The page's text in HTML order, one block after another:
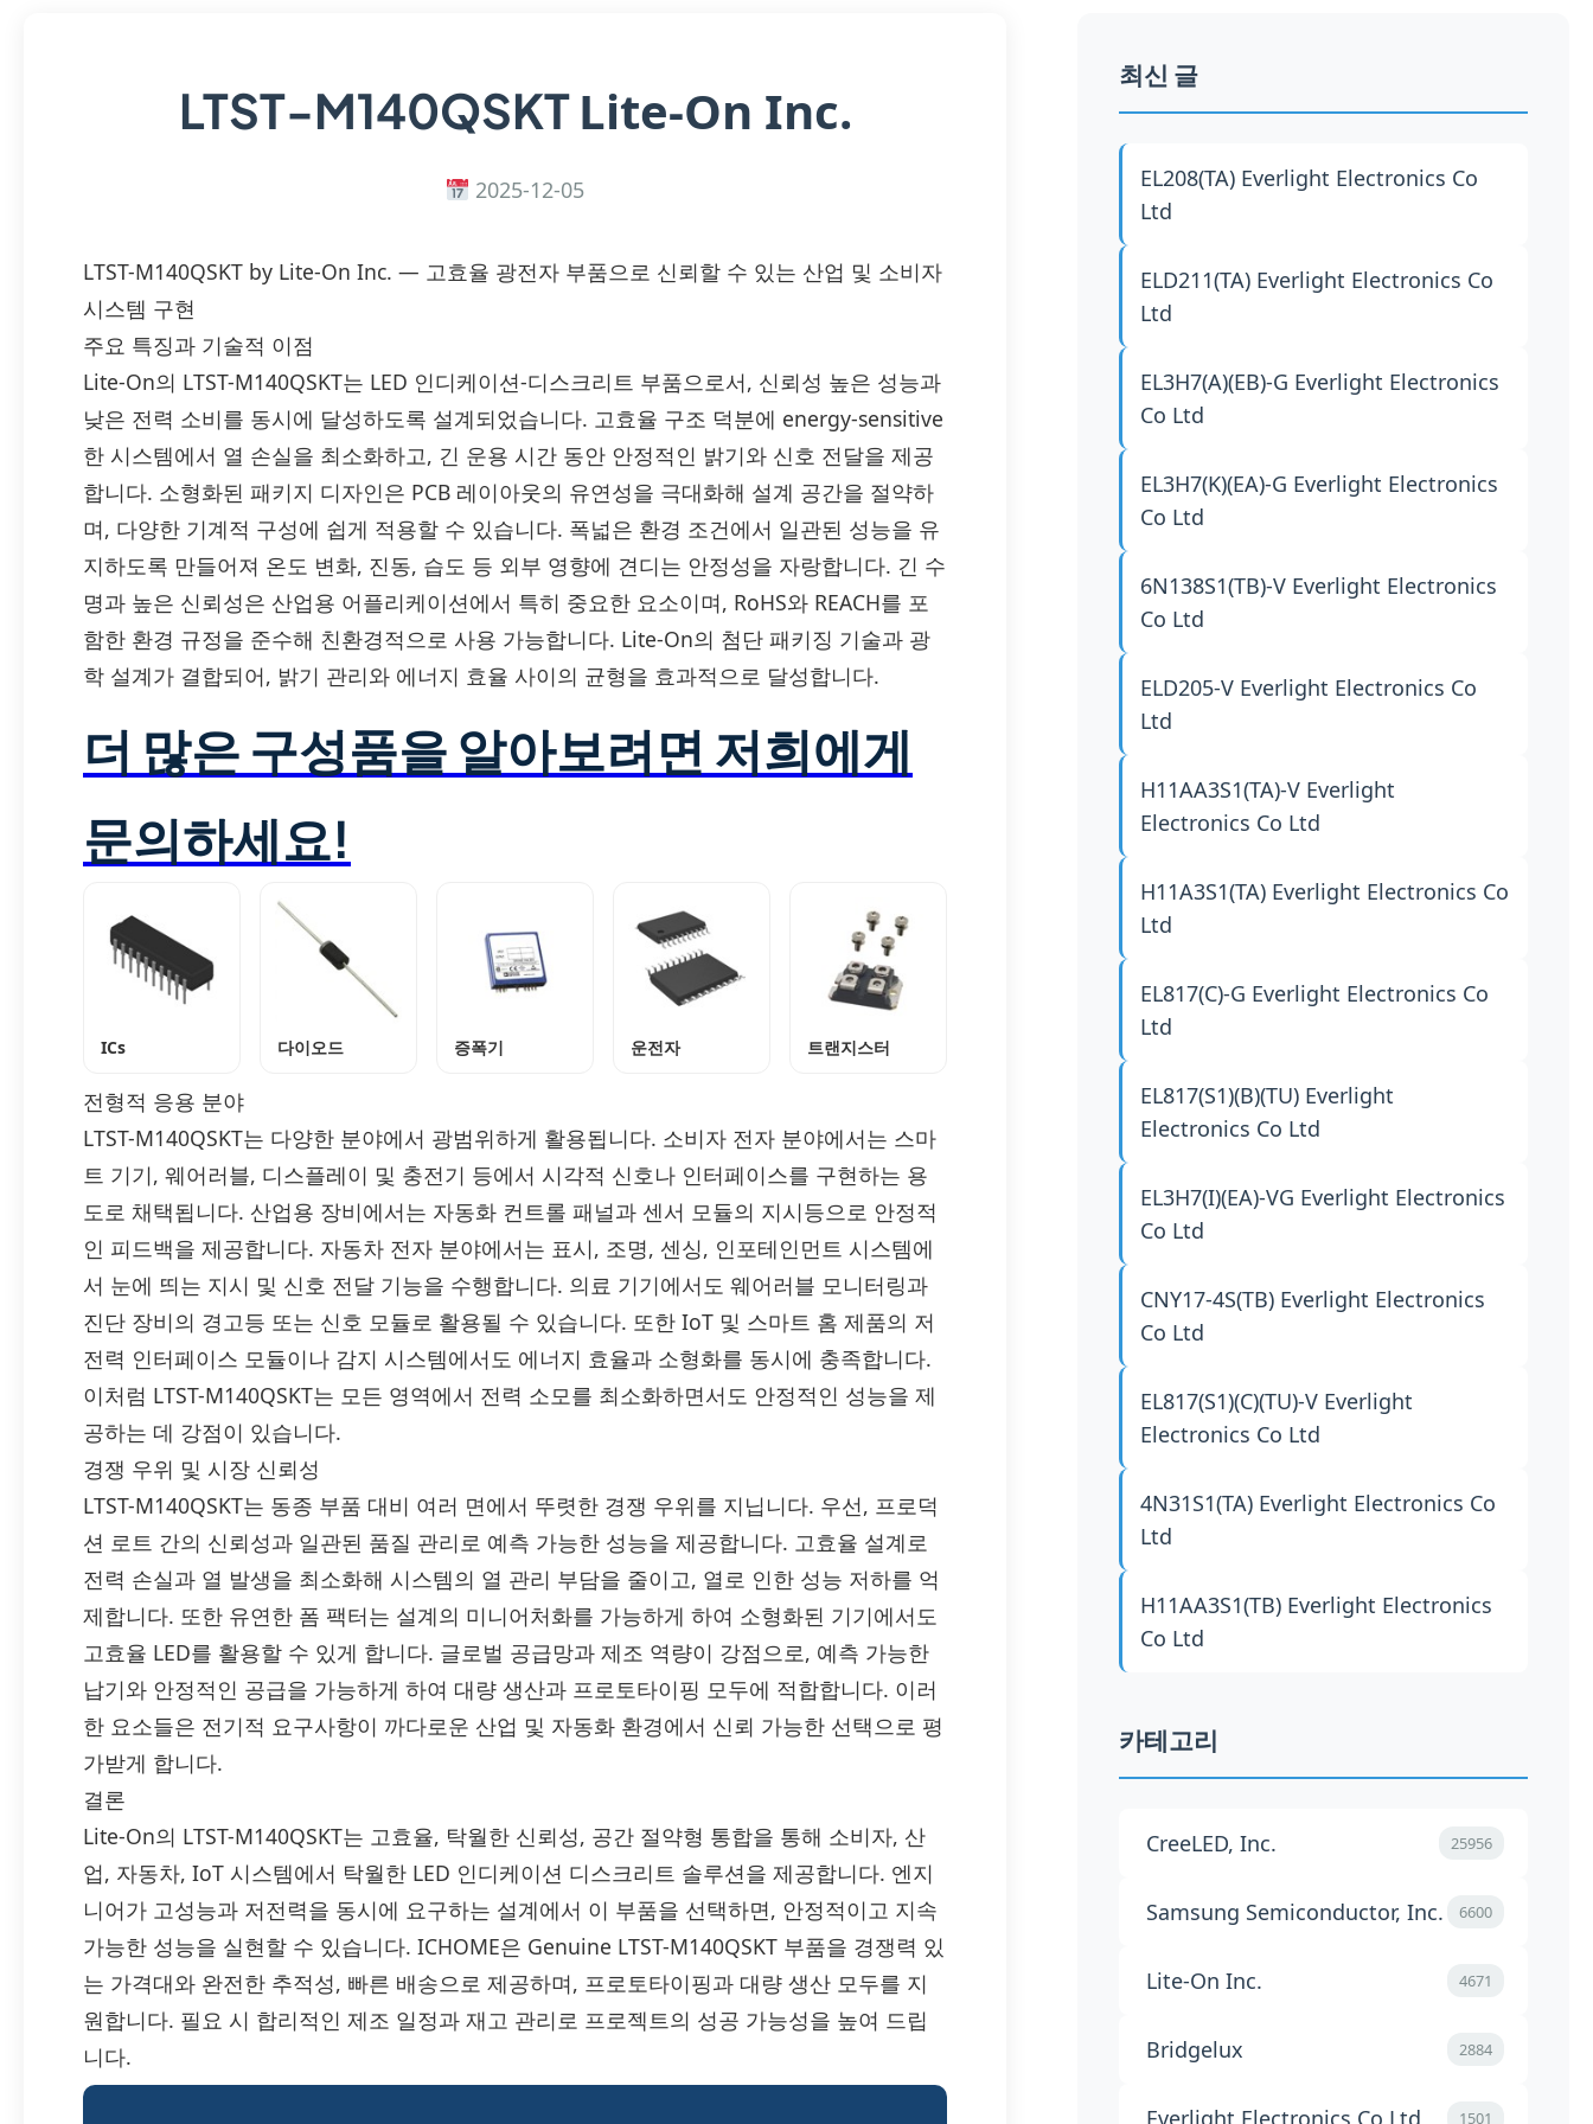
LTST-M140QSKTLite-On Inc.
2025-12-05
LTST-M140QSKT by Lite-On Inc. — 고효율 광전자 부품으로 신뢰할 수 있는 산업 및 소비자
시스템 구현
주요 특징과 기술적 이점
Lite-On의 LTST-M140QSKT는 LED 인디케이션-디스크리트 부품으로서, 신뢰성 높은 성능과
낮은 전력 소비를 동시에 달성하도록 설계되었습니다. 고효율 구조 덕분에 energy-sensitive
한 시스템에서 열 손실을 최소화하고, 긴 운용 시간 동안 안정적인 밝기와 신호 전달을 제공
합니다. 소형화된 패키지 디자인은 PCB 레이아웃의 유연성을 극대화해 설계 공간을 절약하
며, 다양한 기계적 구성에 쉽게 적용할 수 있습니다. 폭넓은 환경 조건에서 일관된 성능을 유
지하도록 만들어져 온도 변화, 진동, 습도 등 외부 영향에 견디는 안정성을 자랑합니다. 긴 수
명과 높은 신뢰성은 산업용 어플리케이션에서 특히 중요한 요소이며, RoHS와 REACH를 포
함한 환경 규정을 준수해 친환경적으로 사용 가능합니다. Lite-On의 첨단 패키징 기술과 광
학 설계가 결합되어, 밝기 관리와 에너지 효율 사이의 균형을 효과적으로 달성합니다.
더 많은 구성품을 알아보려면 저희에게
문의하세요!
ICs 다이오드 증폭기 운전자 트랜지스터
전형적 응용 분야
LTST-M140QSKT는 다양한 분야에서 광범위하게 활용됩니다. 소비자 전자 분야에서는 스마
트 기기, 웨어러블, 디스플레이 및 충전기 등에서 시각적 신호나 인터페이스를 구현하는 용
도로 채택됩니다. 산업용 장비에서는 자동화 컨트롤 패널과 센서 모듈의 지시등으로 안정적
인 피드백을 제공합니다. 자동차 전자 분야에서는 표시, 조명, 센싱, 인포테인먼트 시스템에
서 눈에 띄는 지시 및 신호 전달 기능을 수행합니다. 의료 기기에서도 웨어러블 모니터링과
진단 장비의 경고등 또는 신호 모듈로 활용될 수 있습니다. 또한 IoT 및 스마트 홈 제품의 저
전력 인터페이스 모듈이나 감지 시스템에서도 에너지 효율과 소형화를 동시에 충족합니다.
이처럼 LTST-M140QSKT는 모든 영역에서 전력 소모를 최소화하면서도 안정적인 성능을 제
공하는 데 강점이 있습니다.
경쟁 우위 및 시장 신뢰성
LTST-M140QSKT는 동종 부품 대비 여러 면에서 뚜렷한 경쟁 우위를 지닙니다. 우선, 프로덕
션 로트 간의 신뢰성과 일관된 품질 관리로 예측 가능한 성능을 제공합니다. 고효율 설계로
전력 손실과 열 발생을 최소화해 시스템의 열 관리 부담을 줄이고, 열로 인한 성능 저하를 억
제합니다. 또한 유연한 폼 팩터는 설계의 미니어처화를 가능하게 하여 소형화된 기기에서도
고효율 LED를 활용할 수 있게 합니다. 글로벌 공급망과 제조 역량이 강점으로, 예측 가능한
납기와 안정적인 공급을 가능하게 하여 대량 생산과 프로토타이핑 모두에 적합합니다. 이러
한 요소들은 전기적 요구사항이 까다로운 산업 및 자동화 환경에서 신뢰 가능한 선택으로 평
가받게 합니다.
결론
Lite-On의 LTST-M140QSKT는 고효율, 탁월한 신뢰성, 공간 절약형 통합을 통해 소비자, 산
업, 자동차, IoT 시스템에서 탁월한 LED 인디케이션 디스크리트 솔루션을 제공합니다. 엔지
니어가 고성능과 저전력을 동시에 요구하는 설계에서 이 부품을 선택하면, 안정적이고 지속
가능한 성능을 실현할 수 있습니다. ICHOME은 Genuine LTST-M140QSKT 부품을 경쟁력 있
는 가격대와 완전한 추적성, 빠른 배송으로 제공하며, 프로토타이핑과 대량 생산 모두를 지
원합니다. 필요 시 합리적인 제조 일정과 재고 관리로 프로젝트의 성공 가능성을 높여 드립
니다.
최신 글
EL208(TA) Everlight Electronics Co
Ltd
ELD211(TA) Everlight Electronics Co
Ltd
EL3H7(A)(EB)-G Everlight Electronics
Co Ltd
EL3H7(K)(EA)-G Everlight Electronics
Co Ltd
6N138S1(TB)-V Everlight Electronics
Co Ltd
ELD205-V Everlight Electronics Co
Ltd
H11AA3S1(TA)-V Everlight
Electronics Co Ltd
H11A3S1(TA) Everlight Electronics Co
Ltd
EL817(C)-G Everlight Electronics Co
Ltd
EL817(S1)(B)(TU) Everlight
Electronics Co Ltd
EL3H7(I)(EA)-VG Everlight Electronics
Co Ltd
CNY17-4S(TB) Everlight Electronics
Co Ltd
EL817(S1)(C)(TU)-V Everlight
Electronics Co Ltd
4N31S1(TA) Everlight Electronics Co
Ltd
H11AA3S1(TB) Everlight Electronics
Co Ltd
카테고리
CreeLED, Inc. 25956
Samsung Semiconductor, Inc. 6600
Lite-On Inc. 4671
Bridgelux 2884
Everlight Electronics Co Ltd 1501